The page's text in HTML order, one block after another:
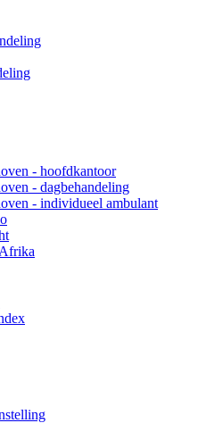
- hoofdkantoor
- dagbehandeling
- individueel ambulant